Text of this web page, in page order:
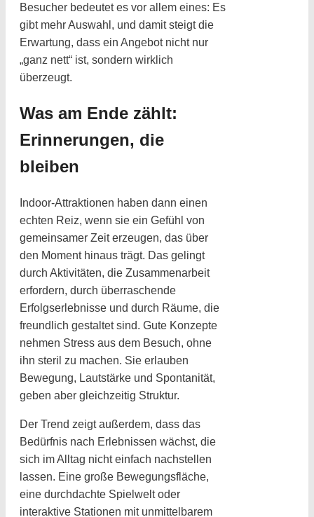
Besucher bedeutet es vor allem eines: Es
gibt mehr Auswahl, und damit steigt die
Erwartung, dass ein Angebot nicht nur
„ganz nett“ ist, sondern wirklich
überzeugt.
Was am Ende zählt:
Erinnerungen, die
bleiben
Indoor-Attraktionen haben dann einen
echten Reiz, wenn sie ein Gefühl von
gemeinsamer Zeit erzeugen, das über
den Moment hinaus trägt. Das gelingt
durch Aktivitäten, die Zusammenarbeit
erfordern, durch überraschende
Erfolgserlebnisse und durch Räume, die
freundlich gestaltet sind. Gute Konzepte
nehmen Stress aus dem Besuch, ohne
ihn steril zu machen. Sie erlauben
Bewegung, Lautstärke und Spontanität,
geben aber gleichzeitig Struktur.
Der Trend zeigt außerdem, dass das
Bedürfnis nach Erlebnissen wächst, die
sich im Alltag nicht einfach nachstellen
lassen. Eine große Bewegungsfläche,
eine durchdachte Spielwelt oder
interaktive Stationen mit unmittelbarem